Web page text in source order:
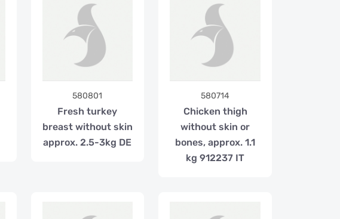
580801
Fresh turkey
breast without skin
approx. 2.5-3kg DE
580714
Chicken thigh
without skin or
bones, approx. 1.1
kg 912237 IT